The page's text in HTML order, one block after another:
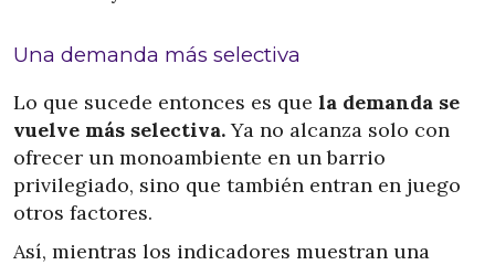
Una demanda más selectiva
Lo que sucede entonces es que la demanda se
vuelve más selectiva.Ya no alcanza solo con
ofrecer un monoambiente en un barrio
privilegiado, sino que también entran en juego
otros factores.
Así, mientras los indicadores muestran una